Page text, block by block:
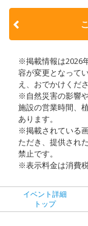
※掲載情報は2026
容が変更となって
え、おでかけくださ
※自然災害の影響
施設の営業時間、
あります。
※掲載されている
ただき、提供され
禁止です。
※表示料金は消費
イベント詳細
トップ